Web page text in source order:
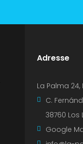
Adresse
La Palma
C.
38760 Los
Google